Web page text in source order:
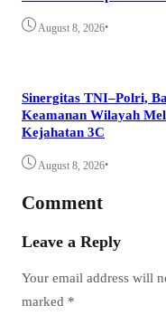
August 8, 2026•
Sinergitas TNI–Polri,
Keamanan Wilayah
Kejahatan 3C
August 8, 2026•
Comment
Leave a Reply
Your email address will
marked *